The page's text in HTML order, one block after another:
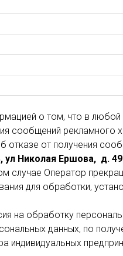
о том, что в любой
сообщений
отказе от получения
ул Николая Ершова, д.
случае Оператор
для обработки,
на обработку
данных, по
индивидуальных